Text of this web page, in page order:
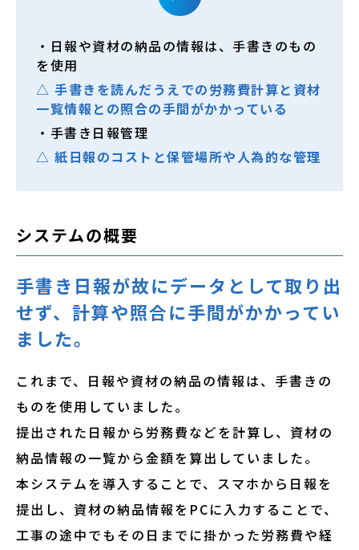
・日報や資材の納品の情報は、手書きのもの
を使用
△ 手書きを読んだうえでの労務費計算と資材
一覧情報との照合の手間がかかっている
・手書き日報管理
△ 紙日報のコストと保管場所や人為的な管理
システムの概要
手書き日報が故にデータとして取り出
せず、計算や照合に手間がかかってい
ました。
これまで、日報や資材の納品の情報は、手書きの
ものを使用していました。
提出された日報から労務費などを計算し、資材の
納品情報の一覧から金額を算出していました。
本システムを導入することで、スマホから日報を
提出し、資材の納品情報をPCに入力することで、
工事の途中でもその日までに掛かった労務費や経